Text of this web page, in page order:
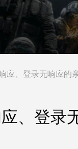
应、登录无响应的
应、登